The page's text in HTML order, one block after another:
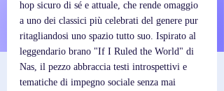
hop sicuro di sé e attuale, che rende omaggio
a uno dei classici più celebrati del genere pur
ritagliandosi uno spazio tutto suo. Ispirato al
leggendario brano "If I Ruled the World" di
Nas, il pezzo abbraccia testi introspettivi e
tematiche di impegno sociale senza mai